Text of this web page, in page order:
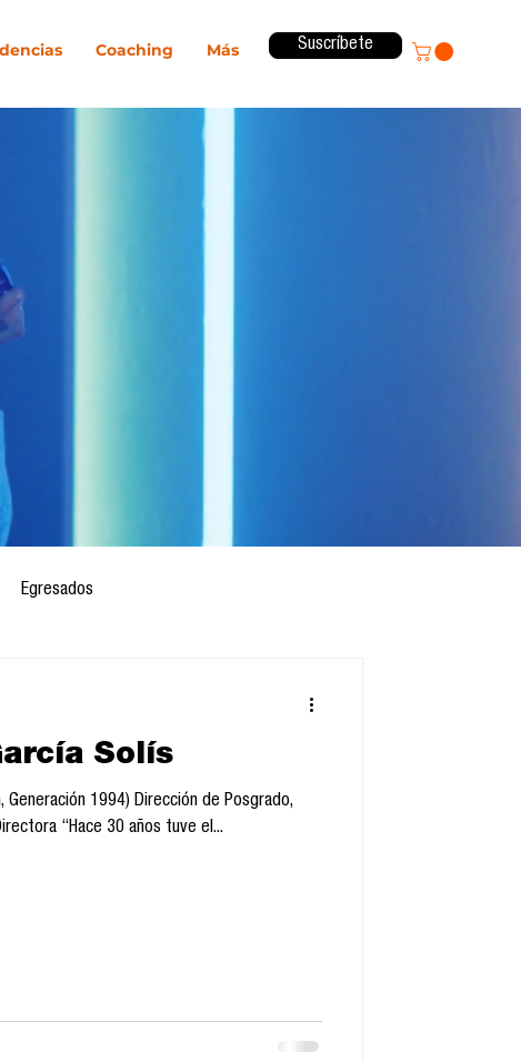
Coaching Más Suscríbete
Egresados
mes Cursos
Solís
Generación 1994) Dirección de Posgrado,
“Hace 30 años tuve el...